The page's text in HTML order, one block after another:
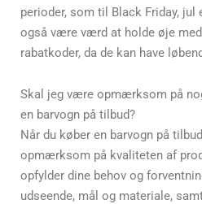
perioder, som til Black Friday, jul
også være værd at holde øje
rabatkoder, da de kan have
Skal jeg være opmærksom på
en barvogn på tilbud?
Når du køber en barvogn på
opmærksom på kvaliteten af
opfylder dine behov og
udseende, mål og materiale,